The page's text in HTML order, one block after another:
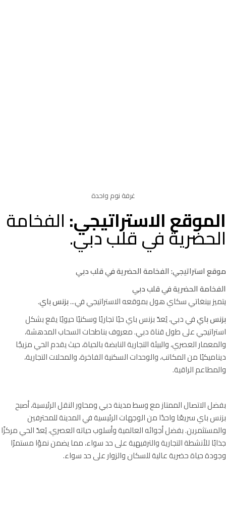
غرفة نوم واحدة
الموقع الاستراتيجي:الفخامة
الحضرية في قلب دبي.
موقع استراتيجي: الفخامة الحضرية في قلب دبي
الفخامة الحضرية في قلب دبي
يتميز بينغاتي سكاي هول بموقعه الاستراتيجي في...بزنس باي.
بزنس بايفي دبي، يُعدّ بزنس باي حيًا تجاريًا وسكنيًا حيويًا يقع بشكل
استراتيجي على طول قناة دبي. معروف بناطحات السحاب المدهشة،
والمعمار العصري، والبيئة التجارية النابضة بالحياة، حيث يقدم الحي مزيجًا
ديناميكيًا من المكاتب، والوحدات السكنية الفاخرة، والمحلات التجارية،
والمطاعم الراقية.
بفضل الاتصال الممتاز مع وسط مدينة دبي ومحاور النقل الرئيسية، أصبح
بزنس باي سريعًا واحدًا من الوجهات الرئيسية في المدينة للمحترفين
والمستثمرين. بفضل أجوائه العالمية وأسلوب حياته العصري، يُعدّ الحي مركزًا
جذابًا للأنشطة التجارية والترفيهية على حد سواء، مما يضمن نموًا مستمرًا
وجودة حياة حضرية عالية للسكان والزوار على حد سواء.